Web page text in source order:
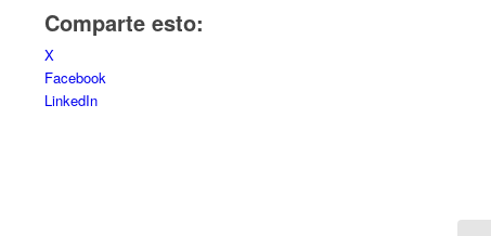
Comparte esto:
X
Facebook
LinkedIn